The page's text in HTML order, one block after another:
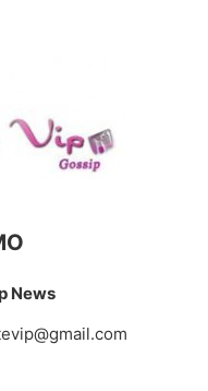
News